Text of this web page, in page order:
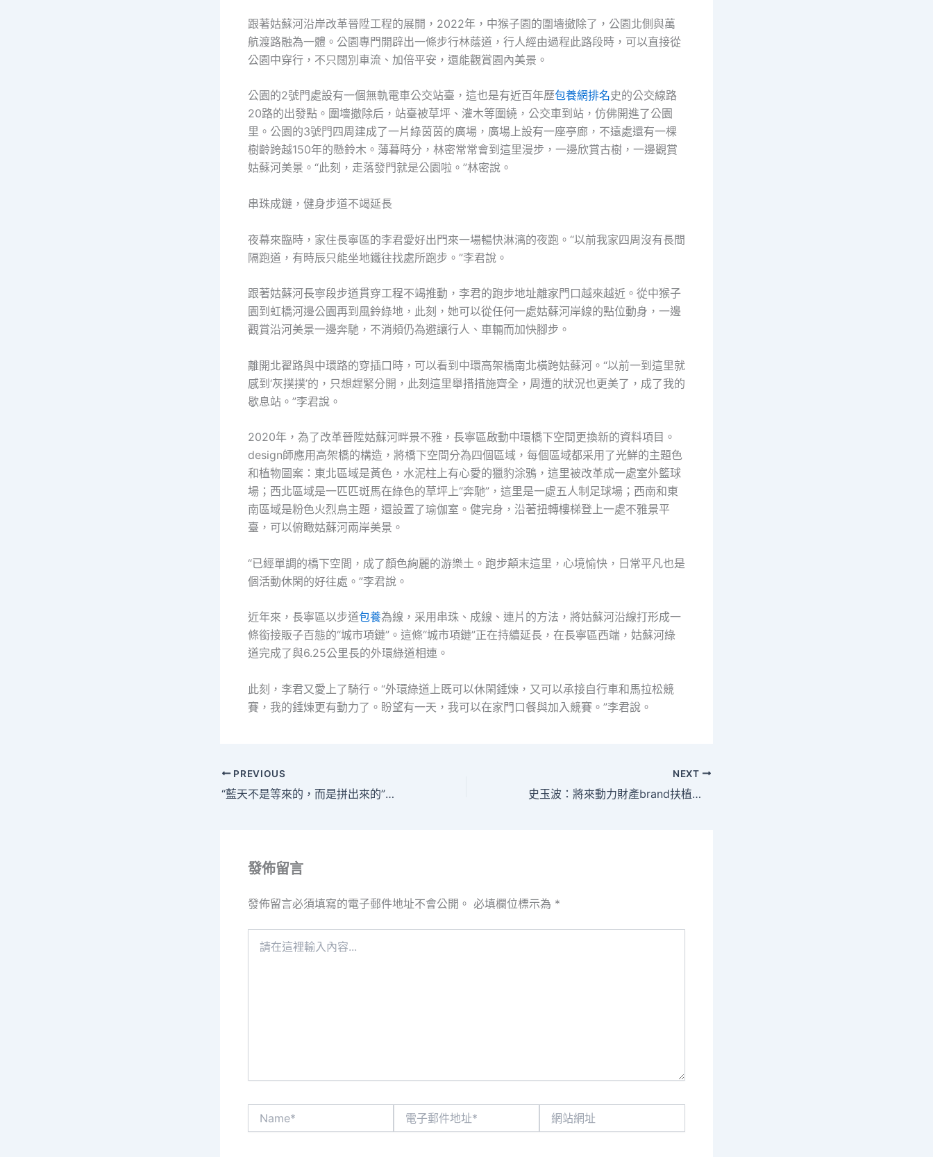
跟著姑蘇河沿岸改革晉陞工程的展開，2022年，中猴子園的圍墻撤除了，公園北側與萬
航渡路融為一體。公園專門開辟出一條步行林蔭道，行人經由過程此路段時，可以直接從
公園中穿行，不只闊別車流、加倍平安，還能觀賞園內美景。
公園的2號門處設有一個無軌電車公交站臺，這也是有近百年歷包養網排名史的公交線路
20路的出發點。圍墻撤除后，站臺被草坪、灌木等圍繞，公交車到站，仿佛開進了公園
里。公園的3號門四周建成了一片綠茵茵的廣場，廣場上設有一座亭廊，不遠處還有一棵
樹齡跨越150年的懸鈴木。薄暮時分，林密常常會到這里漫步，一邊欣賞古樹，一邊觀賞
姑蘇河美景。“此刻，走落發門就是公園啦。”林密說。
串珠成鏈，健身步道不竭延長
夜幕來臨時，家住長寧區的李君愛好出門來一場暢快淋漓的夜跑。“以前我家四周沒有長間
隔跑道，有時辰只能坐地鐵往找處所跑步。”李君說。
跟著姑蘇河長寧段步道貫穿工程不竭推動，李君的跑步地址離家門口越來越近。從中猴子
園到虹橋河邊公園再到風鈴綠地，此刻，她可以從任何一處姑蘇河岸線的點位動身，一邊
觀賞沿河美景一邊奔馳，不消頻仍為避讓行人、車輛而加快腳步。
離開北翟路與中環路的穿插口時，可以看到中環高架橋南北橫跨姑蘇河。“以前一到這里就
感到‘灰撲撲’的，只想趕緊分開，此刻這里舉措措施齊全，周遭的狀況也更美了，成了我的
歇息站。”李君說。
2020年，為了改革晉陞姑蘇河畔景不雅，長寧區啟動中環橋下空間更換新的資料項目。
design師應用高架橋的構造，將橋下空間分為四個區域，每個區域都采用了光鮮的主題色
和植物圖案：東北區域是黃色，水泥柱上有心愛的獵豹涂鴉，這里被改革成一處室外籃球
場；西北區域是一匹匹斑馬在綠色的草坪上“奔馳”，這里是一處五人制足球場；西南和東
南區域是粉色火烈鳥主題，還設置了瑜伽室。健完身，沿著扭轉樓梯登上一處不雅景平
臺，可以俯瞰姑蘇河兩岸美景。
“已經單調的橋下空間，成了顏色絢麗的游樂土。跑步顛末這里，心境愉快，日常平凡也是
個活動休閑的好往處。”李君說。
近年來，長寧區以步道包養為線，采用串珠、成線、連片的方法，將姑蘇河沿線打形成一
條銜接販子百態的“城市項鏈”。這條“城市項鏈”正在持續延長，在長寧區西端，姑蘇河綠
道完成了與6.25公里長的外環綠道相連。
此刻，李君又愛上了騎行。“外環綠道上既可以休閑錘煉，又可以承接自行車和馬拉松競
賽，我的錘煉更有動力了。盼望有一天，我可以在家門口餐與加入競賽。”李君說。
PREVIOUS
“藍天不是等來的，而是拼出來的”——生態環查包養app境部回應年夜氣淨化防治熱門題目_中國網
NEXT
史玉波：將來動力財產brand扶植需聚焦查包養心得四個維度_中國網
發佈留言
發佈留言必須填寫的電子郵件地址不會公開。 必填欄位標示為 *